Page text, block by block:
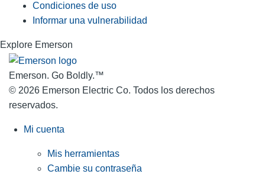
Condiciones de uso
Informar una vulnerabilidad
Explore Emerson
Emerson. Go Boldly.™
© 2026 Emerson Electric Co. Todos los derechos
reservados.
Mi cuenta
Mis herramientas
Cambie su contraseña